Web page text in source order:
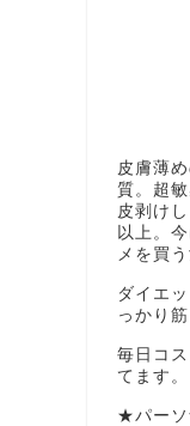
皮膚薄
質。超
皮剥け
以上。
メを買
ダイエ
っかり
毎日コ
てます。
★パーソ